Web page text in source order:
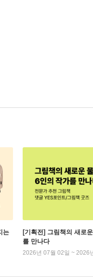
는
[기획전] 그림책의 새로
를 만나다
2026년 07월 02일 ~ 2026